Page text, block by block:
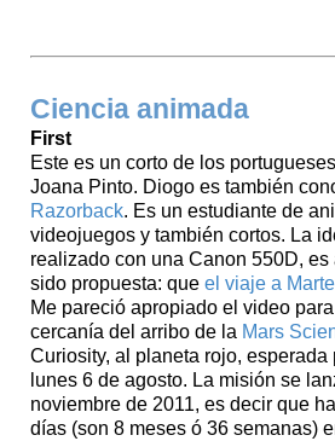
Ciencia animada
First
Este es un corto de los
Joana Pinto. Diogo es también
Razorback. Es un estudiante de
videojuegos y también cortos. La
realizado con una Canon 550D, es
sido propuesta: que el viaje a
Me pareció apropiado el video
cercanía del arribo de la Mars
Curiosity, al planeta rojo, esperada
lunes 6 de agosto. La misión se
noviembre de 2011, es decir que
días (son 8 meses ó 36 semanas)